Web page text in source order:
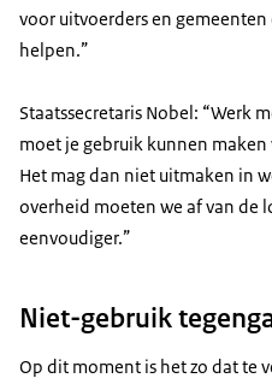
voor uitvoerders en
helpen.”
Staatssecretaris Nobel: “Werk
moet je gebruik kunnen
Het mag dan niet uitmaken in
overheid moeten we af van de
eenvoudiger.”
Niet-gebruik
Op dit moment is het zo dat te